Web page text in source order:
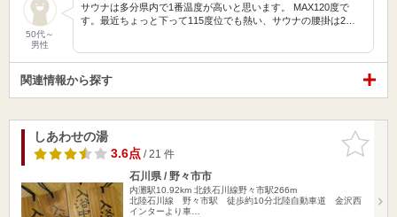
50代～
男性
サウナは多分県内で1番温度が高いと思います。 MAX120度で
す。最近ちょっと下って115度位でも熱い、サウナの腰掛は2…
関連情報から探す
お気に入
りに追加
しあわせの湯
3.6点/ 21 件
石川県 / 野々市市
内灘駅10.92km 北鉄石川線野々市駅266m
北陸石川線 野々市駅 徒歩約10分北陸自動車道 金沢西
インターより車…